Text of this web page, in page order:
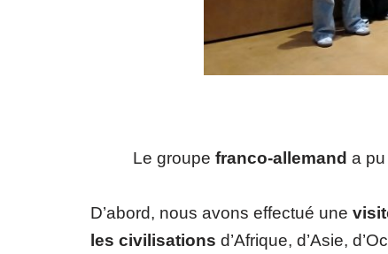
Le groupe franco-allemand a
D’abord, nous avons effectué une
les civilisations d’Afrique, d’Asie,